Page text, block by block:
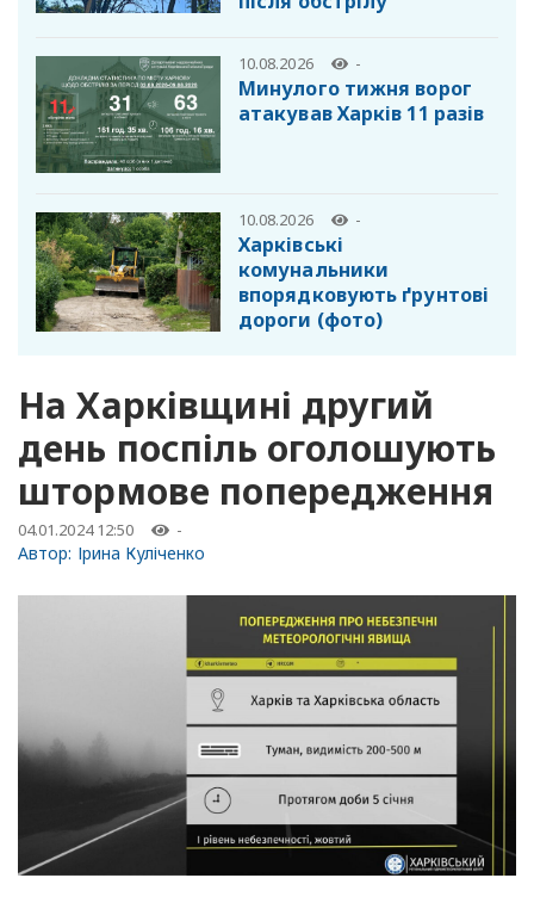
10.08.2026 -
Минулого тижня ворог
атакував Харків 11 разів
10.08.2026 -
Харківські
комунальники
впорядковують ґрунтові
дороги (фото)
На Харківщині другий
день поспіль оголошують
штормове попередження
04.01.2024 12:50 -
Автор: Ірина Куліченко